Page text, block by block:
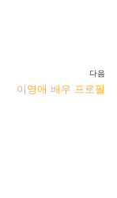
다음
이영애 배우 프로필